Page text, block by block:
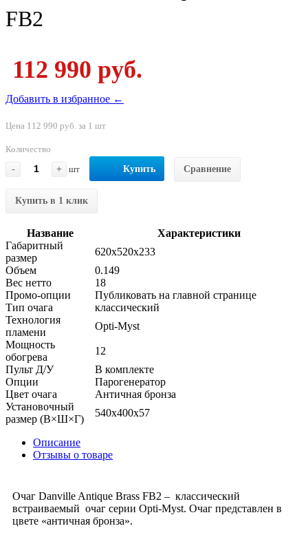
FB2
112 990 руб.
Добавить в избранное ←
Цена 112 990 руб. за 1 шт
Количество
-
+ шт Купить Сравнение
Купить в 1 клик
Название
Характеристики
Габаритный
размер
620x520x233
Объем
0.149
Вес нетто
18
Промо-опции
Публиковать на главной странице
Тип очага
классический
Технология
пламени
Opti-Myst
Мощность
обогрева
12
Пульт Д/У
В комплекте
Опции
Парогенератор
Цвет очага
Античная бронза
Установочный
размер (В×Ш×Г)
540х400х57
Описание
Отзывы о товаре
Очаг Danville Antique Brass FB2 – классический
встраиваемый очаг серии Opti-Myst. Очаг представлен в
цвете «античная бронза».